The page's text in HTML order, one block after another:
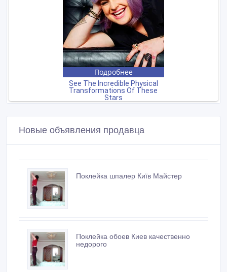
Новые объявления продавца
Поклейка шпалер Київ Майстер
Поклейка обоев Киев качественно
недорого